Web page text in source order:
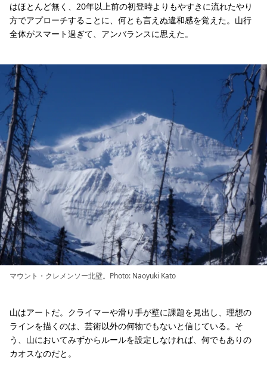
はほとんど無く、20年以上前の初登時よりもやすきに流れたやり
方でアプローチすることに、何とも言えぬ違和感を覚えた。山行
全体がスマート過ぎて、アンバランスに思えた。
マウント・クレメンソー北壁。Photo: Naoyuki Kato
山はアートだ。クライマーや滑り手が壁に課題を見出し、理想の
ラインを描くのは、芸術以外の何物でもないと信じている。そ
う、山においてみずからルールを設定しなければ、何でもありの
カオスなのだと。